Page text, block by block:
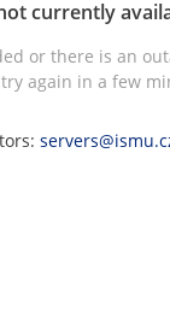
currently
or there is an
again in a few